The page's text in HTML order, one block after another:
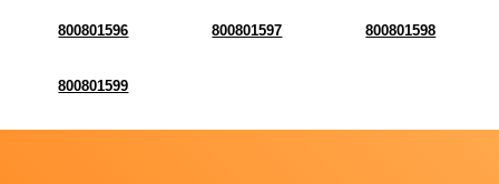
800801596 800801597 800801598
800801599